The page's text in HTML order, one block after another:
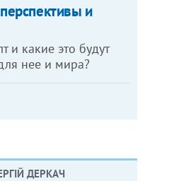
и
и какие это будут
нее и мира?
ДЕРКАЧ